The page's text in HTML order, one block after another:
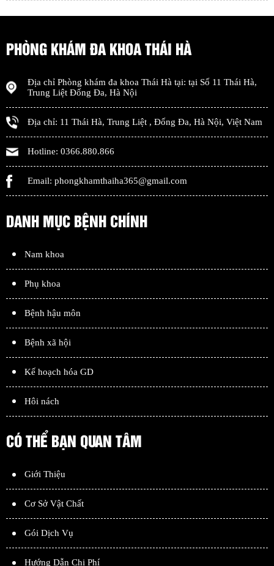
PHÒNG KHÁM ĐA KHOA THÁI HÀ
Địa chỉ Phòng khám đa khoa Thái Hà tại: tại Số 11 Thái Hà,
Trung Liệt Đống Đa, Hà Nội
Địa chỉ: 11 Thái Hà, Trung Liệt , Đống Đa, Hà Nội, Việt Nam
Hotline: 0366.880.866
Email: phongkhamthaiha365@gmail.com
DANH MỤC BỆNH CHÍNH
Nam khoa
Phụ khoa
Bệnh hậu môn
Bệnh xã hội
Kế hoạch hóa GD
Hôi nách
CÓ THỂ BẠN QUAN TÂM
Giới Thiệu
Cơ Sở Vật Chất
Gói Dịch Vụ
Hướng Dẫn Chi Phí